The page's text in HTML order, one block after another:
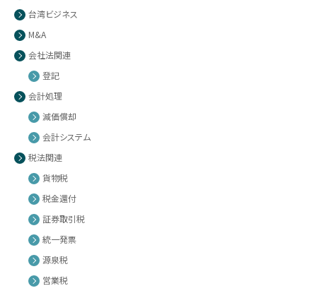
台湾ビジネス
M&A
会社法関連
登記
会計処理
減価償却
会計システム
税法関連
貨物税
税金還付
証券取引税
統一発票
源泉税
営業税